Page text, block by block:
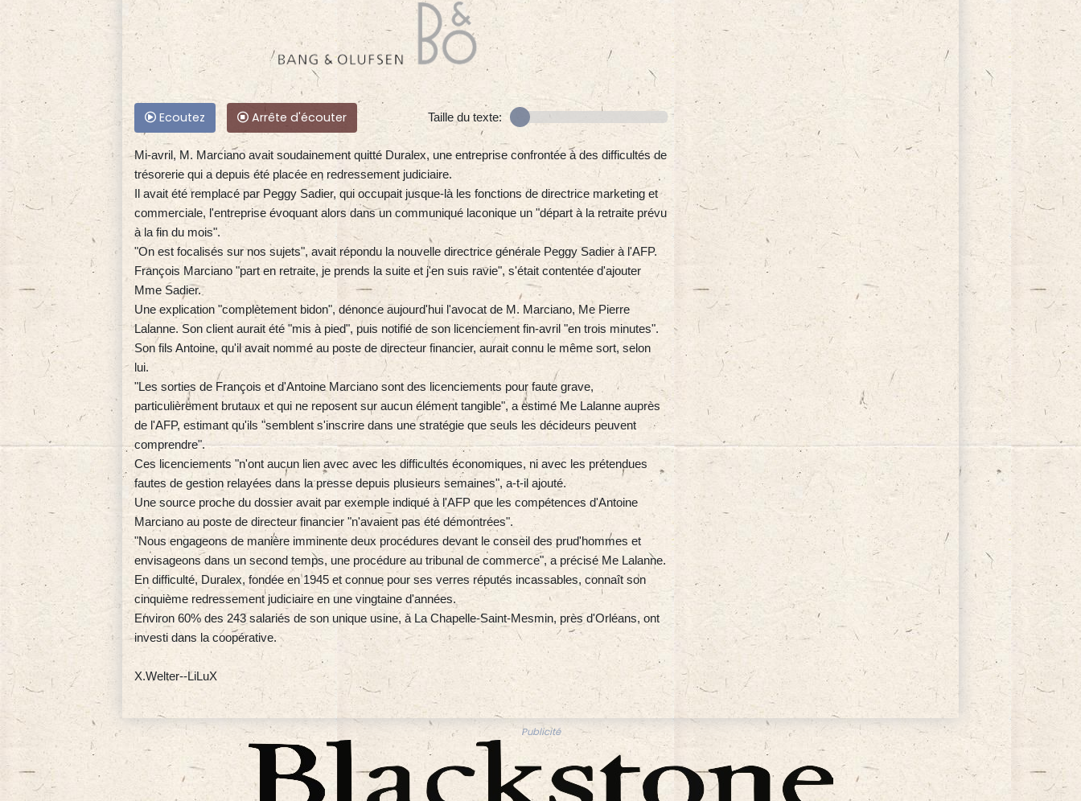
Ecoutez Arrête d'écouter Taille du texte:
Mi-avril, M. Marciano avait soudainement quitté Duralex, une entreprise confrontée à des difficultés de
trésorerie qui a depuis été placée en redressement judiciaire.
Il avait été remplacé par Peggy Sadier, qui occupait jusque-là les fonctions de directrice marketing et
commerciale, l'entreprise évoquant alors dans un communiqué laconique un "départ à la retraite prévu
à la fin du mois".
"On est focalisés sur nos sujets", avait répondu la nouvelle directrice générale Peggy Sadier à l'AFP.
François Marciano "part en retraite, je prends la suite et j'en suis ravie", s'était contentée d'ajouter
Mme Sadier.
Une explication "complètement bidon", dénonce aujourd'hui l'avocat de M. Marciano, Me Pierre
Lalanne. Son client aurait été "mis à pied", puis notifié de son licenciement fin-avril "en trois minutes".
Son fils Antoine, qu'il avait nommé au poste de directeur financier, aurait connu le même sort, selon
lui.
"Les sorties de François et d'Antoine Marciano sont des licenciements pour faute grave,
particulièrement brutaux et qui ne reposent sur aucun élément tangible", a estimé Me Lalanne auprès
de l'AFP, estimant qu'ils "semblent s'inscrire dans une stratégie que seuls les décideurs peuvent
comprendre".
Ces licenciements "n'ont aucun lien avec avec les difficultés économiques, ni avec les prétendues
fautes de gestion relayées dans la presse depuis plusieurs semaines", a-t-il ajouté.
Une source proche du dossier avait par exemple indiqué à l'AFP que les compétences d'Antoine
Marciano au poste de directeur financier "n'avaient pas été démontrées".
"Nous engageons de manière imminente deux procédures devant le conseil des prud'hommes et
envisageons dans un second temps, une procédure au tribunal de commerce", a précisé Me Lalanne.
En difficulté, Duralex, fondée en 1945 et connue pour ses verres réputés incassables, connaît son
cinquième redressement judiciaire en une vingtaine d'années.
Environ 60% des 243 salariés de son unique usine, à La Chapelle-Saint-Mesmin, près d'Orléans, ont
investi dans la coopérative.
X.Welter--LiLuX
Publicité